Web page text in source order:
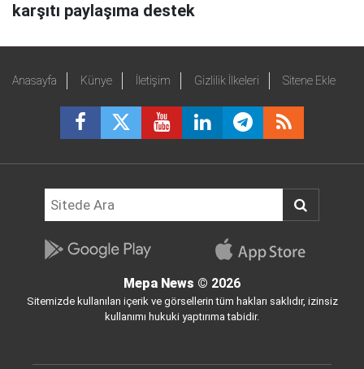
karşıtı paylaşıma destek
Anasayfa Künye İletişim Gizlilik İlkeleri Sitene Ekle
Mepa News © 2026
Sitemizde kullanılan içerik ve görsellerin tüm hakları saklıdır, izinsiz
kullanımı hukuki yaptırıma tabidir.